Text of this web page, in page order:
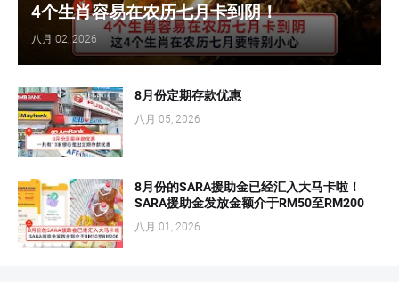
4个生肖容易在农历七月卡到阴！
八月 02, 2026
8月份定期存款优惠
八月 05, 2026
8月份的SARA援助金已经汇入大马卡啦！
SARA援助金发放金额介于RM50至RM200
八月 01, 2026